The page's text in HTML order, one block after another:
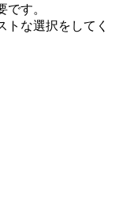
す。
トな選択をしてく